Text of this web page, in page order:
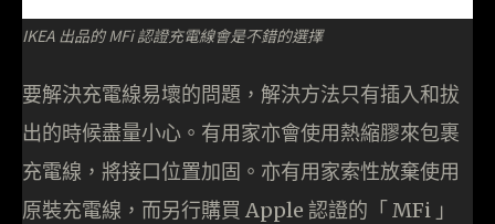
IKEA 出品的 MFi 認證充電線會是不錯的選擇
要解決充電線易壞的問題，解決方法只有插入和拔
出的時候盡量小心。有用家亦會使用熱縮膠來包裹
充電線，將接口位置加固。亦有用家索性放棄使用
原裝充電線，而另行購買 Apple 認證的「 MFi 」